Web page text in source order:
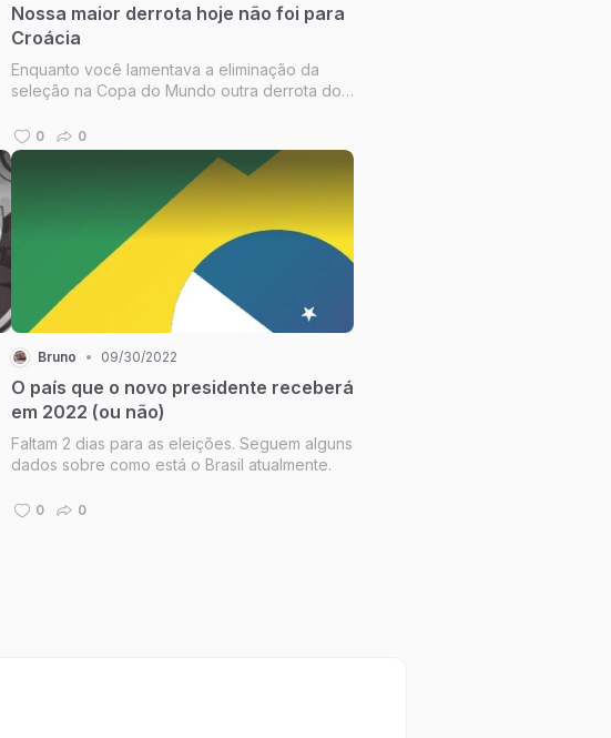
Nossa maior derrota hoje não foi para
Croácia
Enquanto você lamentava a eliminação da
seleção na Copa do Mundo outra derrota do
muito pior do que aquela nos pênaltis para a
Croácia.
0 0
Bruno • 09/30/2022
O país que o novo presidente receberá
em 2022 (ou não)
Faltam 2 dias para as eleições. Seguem alguns
dados sobre como está o Brasil atualmente.
0 0